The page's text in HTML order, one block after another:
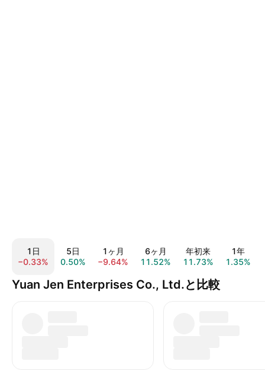
1日
−0.33%
5日
0.50%
1ヶ月
−9.64%
6ヶ月
11.52%
年初来
11.73%
1年
1.35%
Yuan Jen Enterprises Co., Ltd.と比較